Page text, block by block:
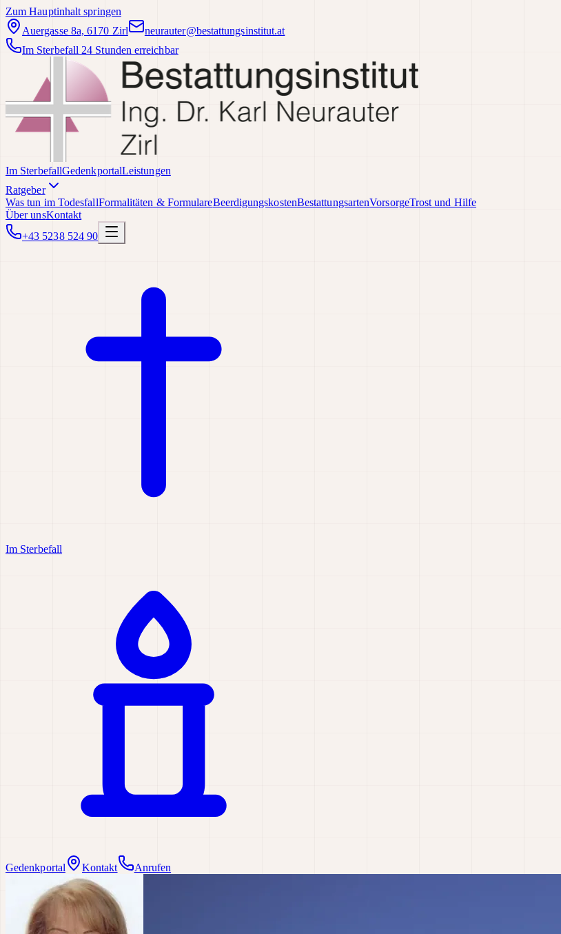
Zum Hauptinhalt springen
Auergasse 8a, 6170 Zirl
neurauter@bestattungsinstitut.at
Im Sterbefall 24 Stunden erreichbar
Im SterbefallGedenkportalLeistungen
Ratgeber
Was tun im TodesfallFormalitäten & FormulareBeerdigungskostenBestattungsartenVorsorgeTrost und Hilfe
Über unsKontakt
+43 5238 524 90
Im Sterbefall
Gedenkportal Kontakt Anrufen